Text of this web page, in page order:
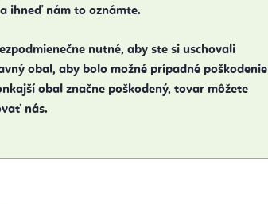
ihneď nám to oznámte.
nutné, aby ste si uschovali
obal, aby bolo možné prípadné poškodenie
obal značne poškodený, tovar môžete
nás.